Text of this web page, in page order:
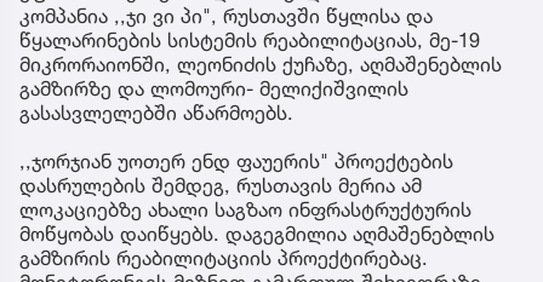
კომპანია ,,ჯი ვი პი", რუსთავში წყლისა და
წყალარინების სისტემის რეაბილიტაციას, მე-19
მიკრორაიონში, ლეონიძის ქუჩაზე, აღმაშენებლის
გამზირზე და ლომოური- მელიქიშვილის
გასასვლელებში აწარმოებს.
,,ჯორჯიან უოთერ ენდ ფაუერის" პროექტების
დასრულების შემდეგ, რუსთავის მერია ამ
ლოკაციებზე ახალი საგზაო ინფრასტრუქტურის
მოწყობას დაიწყებს. დაგეგმილია აღმაშენებლის
გამზირის რეაბილიტაციის პროექტირებაც.